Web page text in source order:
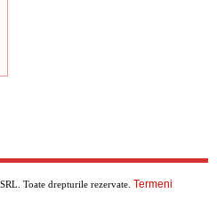
Toate drepturile rezervate. Termeni